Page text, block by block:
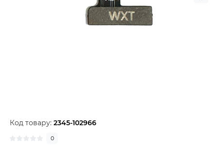
Код товару: 2345-102966
0